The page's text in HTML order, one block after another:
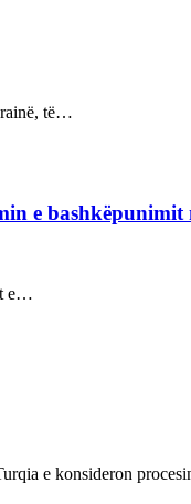
të…
e bashkëpunimit
e…
e konsideron